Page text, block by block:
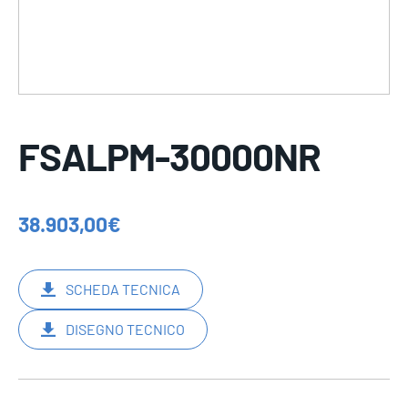
FSALPM-30000NR
38.903,00€
SCHEDA TECNICA
DISEGNO TECNICO